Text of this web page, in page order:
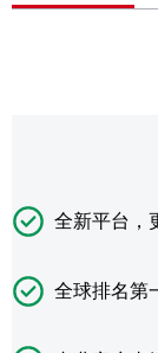
全新平台，
全球排名第